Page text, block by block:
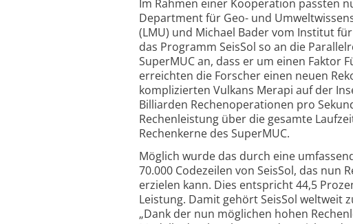
Im Rahmen einer Kooperation passten
Department für Geo- und
(LMU) und Michael Bader vom Institut
das Programm SeisSol so an die
SuperMUC an, dass er um einen Faktor
erreichten die Forscher einen neuen
komplizierten Vulkans Merapi auf der
Billiarden Rechenoperationen pro
Rechenleistung über die gesamte
Rechenkerne des SuperMUC.
Möglich wurde das durch eine
70.000 Codezeilen von SeisSol, das nun
erzielen kann. Dies entspricht 44,5
Leistung. Damit gehört SeisSol
„Dank der nun möglichen hohen